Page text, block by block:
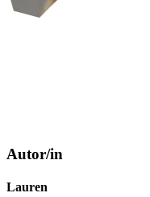
Autor/in
Lauren